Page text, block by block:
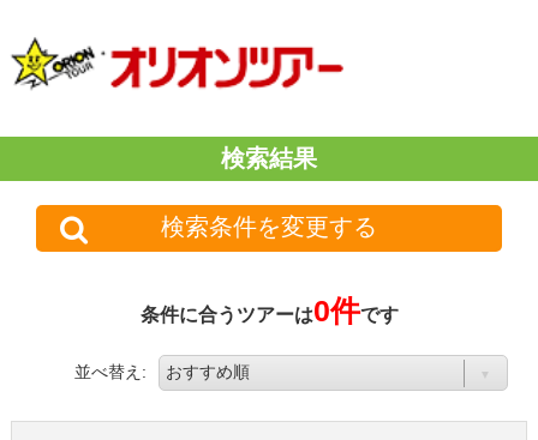
検索結果
検索条件を変更する
条件に合うツアーは0件です
並べ替え: